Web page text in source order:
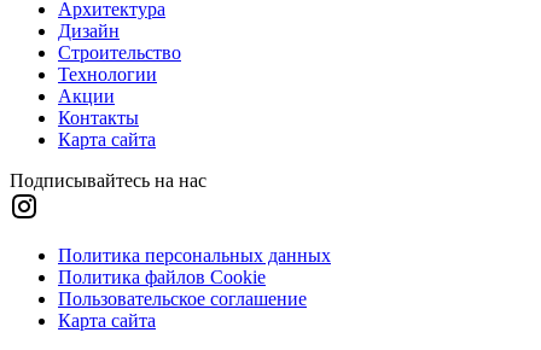
Архитектура
Дизайн
Строительство
Технологии
Акции
Контакты
Карта сайта
Подписывайтесь на нас
Политика персональных данных
Политика файлов Cookie
Пользовательское соглашение
Карта сайта